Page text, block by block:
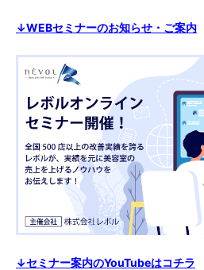
↓WEBセミナーのお知らせ・ご案内
↓セミナー案内のYouTubeはコチラ